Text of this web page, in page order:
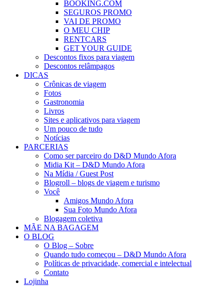
BOOKING.COM
SEGUROS PROMO
VAI DE PROMO
O MEU CHIP
RENTCARS
GET YOUR GUIDE
Descontos fixos para viagem
Descontos relâmpagos
DICAS
Crônicas de viagem
Fotos
Gastronomia
Livros
Sites e aplicativos para viagem
Um pouco de tudo
Notícias
PARCERIAS
Como ser parceiro do D&D Mundo Afora
Midia Kit – D&D Mundo Afora
Na Mídia / Guest Post
Blogroll – blogs de viagem e turismo
Você
Amigos Mundo Afora
Sua Foto Mundo Afora
Blogagem coletiva
MÃE NA BAGAGEM
O BLOG
O Blog – Sobre
Quando tudo começou – D&D Mundo Afora
Políticas de privacidade, comercial e intelectual
Contato
Lojinha